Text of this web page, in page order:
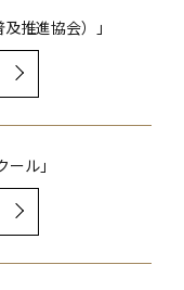
推進協会）」
ル」